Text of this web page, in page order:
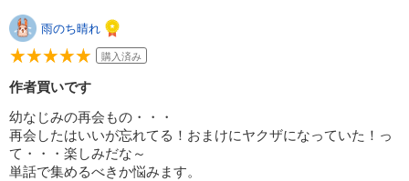
雨のち晴れ
購入済み
作者買いです
幼なじみの再会もの・・・
再会したはいいが忘れてる！おまけにヤクザになっていた！っ
て・・・楽しみだな～
単話で集めるべきか悩みます。